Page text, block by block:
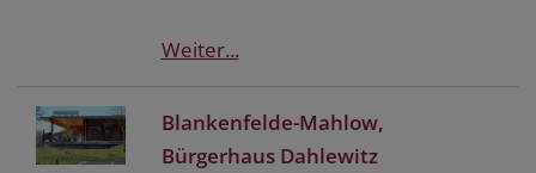
Weiter...
Blankenfelde-Mahlow,
Bürgerhaus Dahlewitz